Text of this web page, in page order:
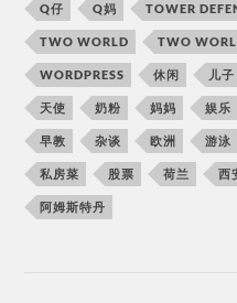
Q仔 Q妈 TOWER
TWO WORLD TWO
WORDPRESS 休闲 儿子
天使 奶粉 妈妈 娱乐
早教 杂谈 欧洲 游泳
私房菜 股票 荷兰 西
阿姆斯特丹